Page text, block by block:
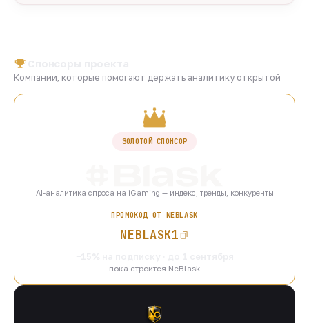
Компании, которые помогают держать аналитику открытой
ЗОЛОТОЙ СПОНСОР
AI-аналитика спроса на iGaming — индекс, тренды, конкуренты
ПРОМОКОД ОТ NEBLASK
NEBLASK1
пока строится NeBlask